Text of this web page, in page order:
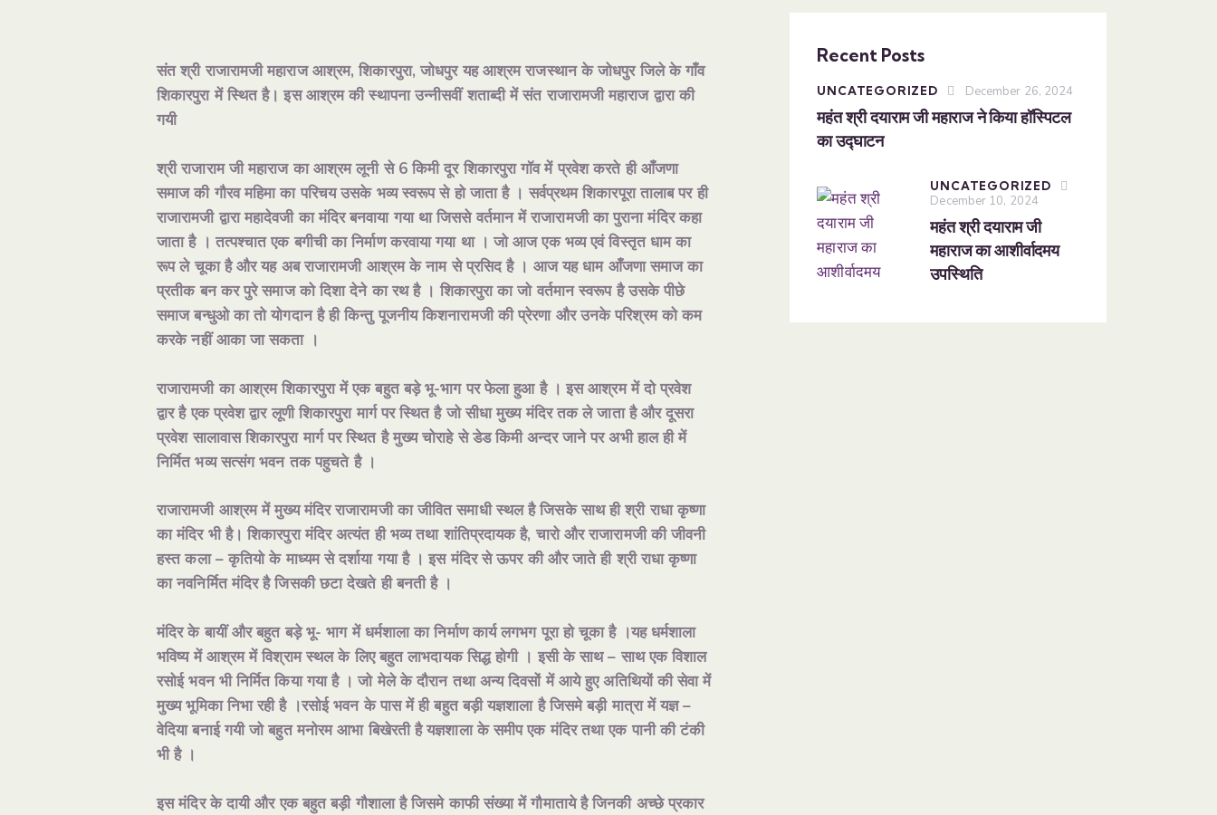
संत श्री राजारामजी महाराज आश्रम, शिकारपुरा, जोधपुर यह आश्रम राजस्थान के जोधपुर जिले के गाँव
शिकारपुरा में स्थित है। इस आश्रम की स्थापना उन्नीसवीं शताब्दी में संत राजारामजी महाराज द्वारा की
गयी
श्री राजाराम जी महाराज का आश्रम लूनी से 6 किमी दूर शिकारपुरा गॉव में प्रवेश करते ही आँजणा
समाज की गौरव महिमा का परिचय उसके भव्य स्वरूप से हो जाता है । सर्वप्रथम शिकारपूरा तालाब पर ही
राजारामजी द्वारा महादेवजी का मंदिर बनवाया गया था जिससे वर्तमान में राजारामजी का पुराना मंदिर कहा
जाता है । तत्पश्चात एक बगीची का निर्माण करवाया गया था । जो आज एक भव्य एवं विस्तृत धाम का
रूप ले चूका है और यह अब राजारामजी आश्रम के नाम से प्रसिद है । आज यह धाम आँजणा समाज का
प्रतीक बन कर पुरे समाज को दिशा देने का रथ है । शिकारपुरा का जो वर्तमान स्वरूप है उसके पीछे
समाज बन्धुओ का तो योगदान है ही किन्तु पूजनीय किशनारामजी की प्रेरणा और उनके परिश्रम को कम
करके नहीं आका जा सकता ।
राजारामजी का आश्रम शिकारपुरा में एक बहुत बड़े भू-भाग पर फेला हुआ है । इस आश्रम में दो प्रवेश
द्वार है एक प्रवेश द्वार लूणी शिकारपुरा मार्ग पर स्थित है जो सीधा मुख्य मंदिर तक ले जाता है और दूसरा
प्रवेश सालावास शिकारपुरा मार्ग पर स्थित है मुख्य चोराहे से डेड किमी अन्दर जाने पर अभी हाल ही में
निर्मित भव्य सत्संग भवन तक पहुचते है ।
राजारामजी आश्रम में मुख्य मंदिर राजारामजी का जीवित समाधी स्थल है जिसके साथ ही श्री राधा कृष्णा
का मंदिर भी है। शिकारपुरा मंदिर अत्यंत ही भव्य तथा शांतिप्रदायक है, चारो और राजारामजी की जीवनी
हस्त कला – कृतियो के माध्यम से दर्शाया गया है । इस मंदिर से ऊपर की और जाते ही श्री राधा कृष्णा
का नवनिर्मित मंदिर है जिसकी छटा देखते ही बनती है ।
मंदिर के बायीं और बहुत बड़े भू- भाग में धर्मशाला का निर्माण कार्य लगभग पूरा हो चूका है ।यह धर्मशाला
भविष्य में आश्रम में विश्राम स्थल के लिए बहुत लाभदायक सिद्ध होगी । इसी के साथ – साथ एक विशाल
रसोई भवन भी निर्मित किया गया है । जो मेले के दौरान तथा अन्य दिवसों में आये हुए अतिथियों की सेवा में
मुख्य भूमिका निभा रही है ।रसोई भवन के पास में ही बहुत बड़ी यज्ञशाला है जिसमे बड़ी मात्रा में यज्ञ –
वेदिया बनाई गयी जो बहुत मनोरम आभा बिखेरती है यज्ञशाला के समीप एक मंदिर तथा एक पानी की टंकी
भी है ।
इस मंदिर के दायी और एक बहुत बड़ी गौशाला है जिसमे काफी संख्या में गौमाताये है जिनकी अच्छे प्रकार
Recent Posts
UNCATEGORIZED December 26, 2024
महंत श्री दयाराम जी महाराज ने किया हॉस्पिटल
का उद्घाटन
UNCATEGORIZED
December 10, 2024
महंत श्री दयाराम जी
महाराज का आशीर्वादमय
उपस्थिति